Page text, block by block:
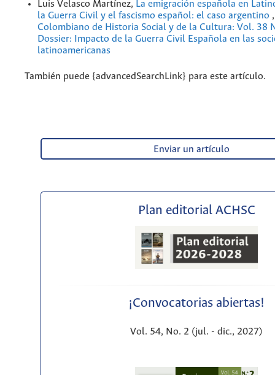
Luis Velasco Martínez, La emigración española en
la Guerra Civil y el fascismo español: el caso argentino
Colombiano de Historia Social y de la Cultura: Vol. 38
Dossier: Impacto de la Guerra Civil Española en las
latinoamericanas
También puede {advancedSearchLink} para este artículo.
Enviar un artículo
Plan editorial ACHSC
¡Convocatorias abiertas!
Vol. 54, No. 2 (jul. - dic., 2027)